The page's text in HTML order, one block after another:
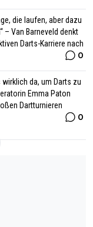
die laufen, aber dazu
– Van Barneveld denkt
Darts-Karriere nach
0
da, um Darts zu
Emma Paton
Dartturnieren
0